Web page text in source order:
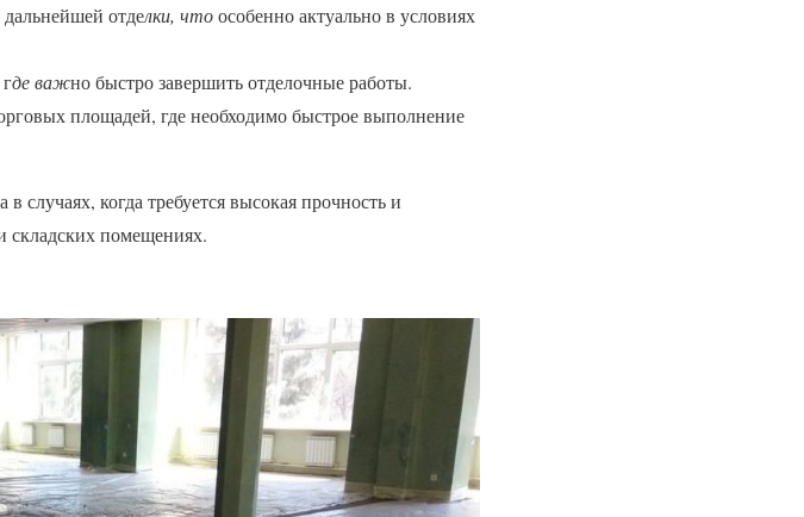
отделки, чтоособенно актуально в условиях
де важно быстро завершить отделочные работы.
площадей, где необходимо быстрое выполнение
случаях, когда требуется высокая прочность и
складских помещениях.